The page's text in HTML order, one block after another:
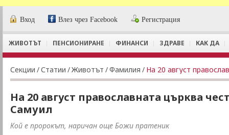
Вход Влез чрез Facebook Регистрация
ЖИВОТЪТ ПЕНСИОНИРАНЕ ФИНАНСИ ЗДРАВЕ КАК ДА
Секции /Статии /Животът /Фамилия / На 20 август
На 20 август православната църква
Самуил
Кой е пророкът, наричан още Божи пратеник